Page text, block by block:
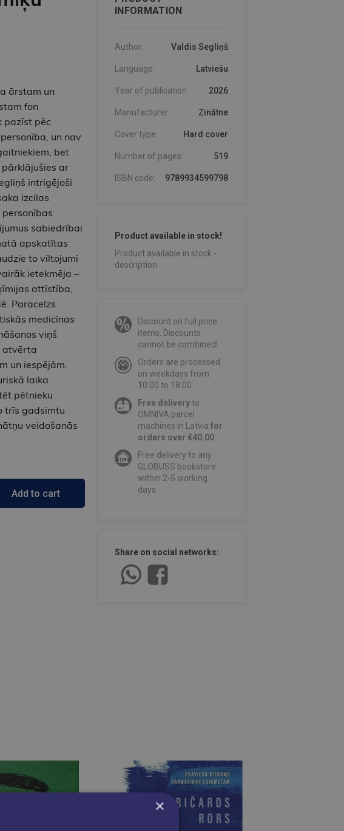
ārstam un
fon
pazīst pēc
un nav
bet
ar
intrigējoši
izcilas
sabiedrībai
apskatītas
to viltojumi
ietekmēja –
attīstība,
Paracelzs
medicīnas
viņš
atvērta
un iespējām.
laika
pētnieku
trīs gadsimtu
veidošanās
Add to cart
INFORMATION
Author: Valdis Segliņš
Language: Latviešu
Year of publication: 2026
Manufacturer: Zinātne
Cover type: Hard cover
Number of pages: 519
ISBN code: 9789934599798
Product available in stock!
Product available in stock -
description
Discount on full price
items. Discounts
cannot be combined!
Orders are processed
on weekdays from
10:00 to 18:00.
Free deliveryto
OMNIVA parcel
machines in Latvia for
orders over €40.00.
Free delivery to any
GLOBUSS bookstore
within 2-5 working
days.
Share on social networks:
×